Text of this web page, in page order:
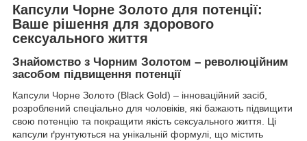
Капсули Чорне Золото для потенції:
Ваше рішення для здорового
сексуального життя
Знайомство з Чорним Золотом – революційним
засобом підвищення потенції
Капсули Чорне Золото (Black Gold) – інноваційний засіб,
розроблений спеціально для чоловіків, які бажають підвищити
свою потенцію та покращити якість сексуального життя. Ці
капсули ґрунтуються на унікальній формулі, що містить